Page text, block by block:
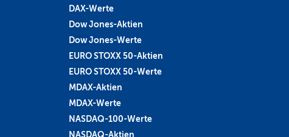
DAX-Werte
Dow Jones-Aktien
Dow Jones-Werte
EURO STOXX 50-Aktien
EURO STOXX 50-Werte
MDAX-Aktien
MDAX-Werte
NASDAQ-100-Werte
NASDAQ-Aktien